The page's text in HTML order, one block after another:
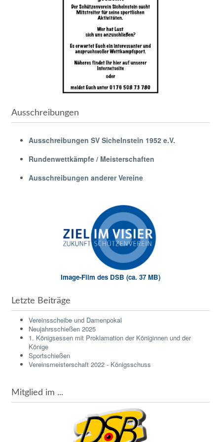
Ausschreibungen
Ausschreibungen SV Sichelnstein 1952 e.V.
Rundenwettkämpfe / Meisterschaften
Ausschreibungen anderer Vereine
Image-Film des DSB (ca. 37 MB)
Letzte Beiträge
Vereinsscheibe und Damenpokal
Neujahrsschießen 2025
1. Königsessen mit Proklamation der Königinnen und der
Könige
Sportschießen
Vereinsmeisterschaft 2022 - Königsschuss
Mitglied im ...